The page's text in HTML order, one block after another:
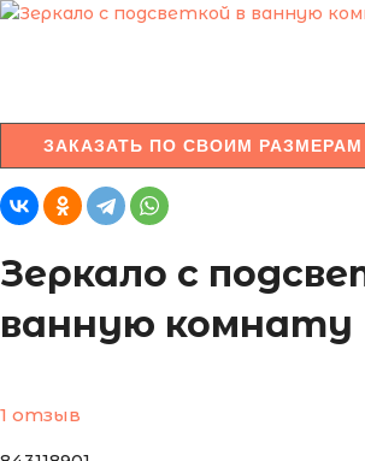
ЗАКАЗАТЬ ПО СВОИМ РАЗМЕРАМ
Зеркало с
ванную комнату
1 отзыв